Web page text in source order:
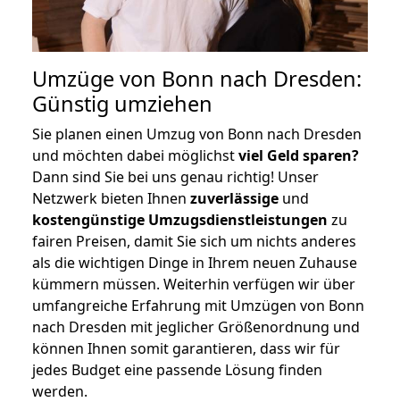
Umzüge von Bonn nach Dresden:
Günstig umziehen
Sie planen einen Umzug von Bonn nach Dresden
und möchten dabei möglichstviel Geld sparen?
Dann sind Sie bei uns genau richtig! Unser
Netzwerk bieten Ihnen zuverlässige und
kostengünstige Umzugsdienstleistungen zu
fairen Preisen, damit Sie sich um nichts anderes
als die wichtigen Dinge in Ihrem neuen Zuhause
kümmern müssen. Weiterhin verfügen wir über
umfangreiche Erfahrung mit Umzügen von Bonn
nach Dresden mit jeglicher Größenordnung und
können Ihnen somit garantieren, dass wir für
jedes Budget eine passende Lösung finden
werden.